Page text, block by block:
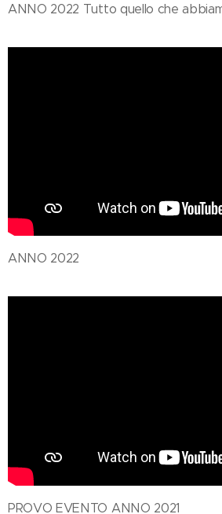
ANNO 2022 Tutto quello che
ANNO 2022
PROVO EVENTO ANNO 2021